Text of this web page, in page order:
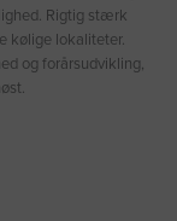
Rigtig stærk
kølige lokaliteter.
og forårsudvikling,